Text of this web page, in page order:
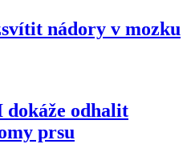
nádory v mozku
dokáže odhalit
prsu